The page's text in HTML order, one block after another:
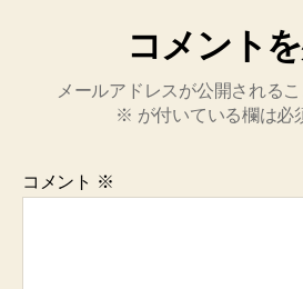
コメント
メールアドレスが公開されるこ
※ が付いている欄は必
コメント ※